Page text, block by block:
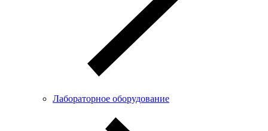
Лабораторное оборудование